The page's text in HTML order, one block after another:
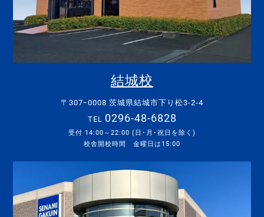
結城校
〒307ｰ0008 茨城県結城市下り松3-2-4
TEL 0296-48-6828
受付 14:00～22:00 (日･月･祝日を除く)
校舎開校時間 金曜日は15:00